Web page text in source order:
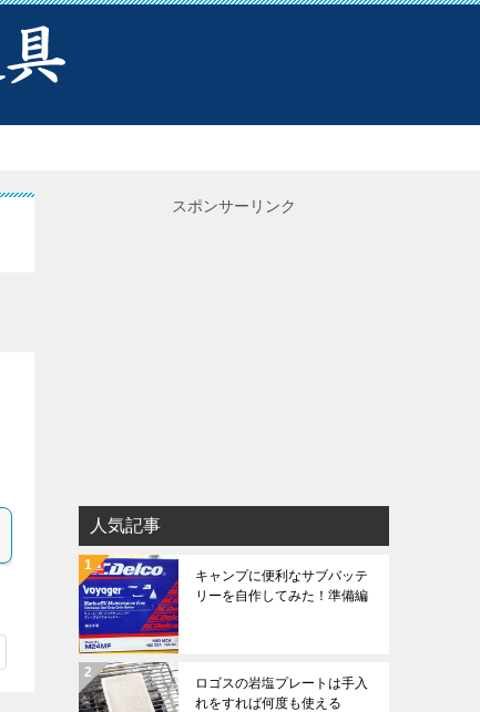
スポンサーリンク
人気記事
キャンプに便利なサブバッテ
リーを自作してみた！準備編
ロゴスの岩塩プレートは手入
れをすれば何度も使える